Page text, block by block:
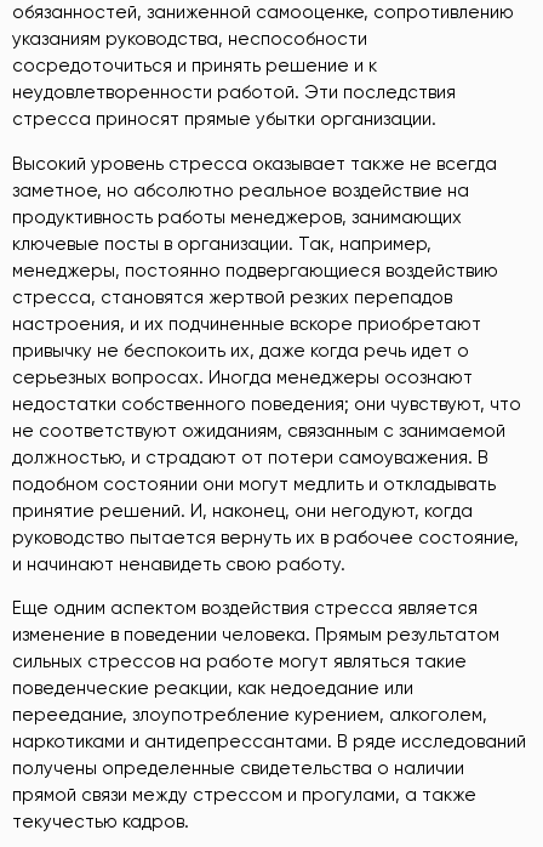
обязанностей, заниженной самооценке, сопротивлению
указаниям руководства, неспособности
сосредоточиться и принять решение и к
неудовлетворенности работой. Эти последствия
стресса приносят прямые убытки организации.
Высокий уровень стресса оказывает также не всегда
заметное, но абсолютно реальное воздействие на
продуктивность работы менеджеров, занимающих
ключевые посты в организации. Так, например,
менеджеры, постоянно подвергающиеся воздействию
стресса, становятся жертвой резких перепадов
настроения, и их подчиненные вскоре приобретают
привычку не беспокоить их, даже когда речь идет о
серьезных вопросах. Иногда менеджеры осознают
недостатки собственного поведения; они чувствуют, что
не соответствуют ожиданиям, связанным с занимаемой
должностью, и страдают от потери самоуважения. В
подобном состоянии они могут медлить и откладывать
принятие решений. И, наконец, они негодуют, когда
руководство пытается вернуть их в рабочее состояние,
и начинают ненавидеть свою работу.
Еще одним аспектом воздействия стресса является
изменение в поведении человека. Прямым результатом
сильных стрессов на работе могут являться такие
поведенческие реакции, как недоедание или
переедание, злоупотребление курением, алкоголем,
наркотиками и антидепрессантами. В ряде исследований
получены определенные свидетельства о наличии
прямой связи между стрессом и прогулами, а также
текучестью кадров.